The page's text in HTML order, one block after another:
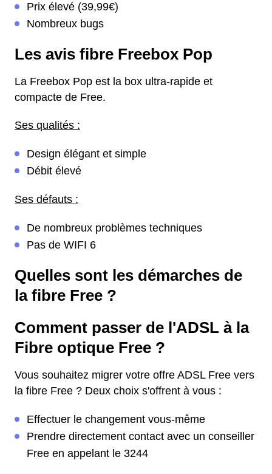
Prix élevé (39,99€)
Nombreux bugs
Les avis fibre Freebox Pop
La Freebox Pop est la box ultra-rapide et
compacte de Free.
Ses qualités :
Design élégant et simple
Débit élevé
Ses défauts :
De nombreux problèmes techniques
Pas de WIFI 6
Quelles sont les démarches de
la fibre Free ?
Comment passer de l'ADSL à la
Fibre optique Free ?
Vous souhaitez migrer votre offre ADSL Free vers
la fibre Free ? Deux choix s'offrent à vous :
Effectuer le changement vous-même
Prendre directement contact avec un conseiller
Free en appelant le 3244